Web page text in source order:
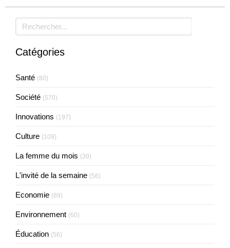
Rechercher
Catégories
Santé (80)
Société (570)
Innovations (197)
Culture (109)
La femme du mois (39)
L'invité de la semaine (56)
Economie (89)
Environnement (60)
Éducation (56)